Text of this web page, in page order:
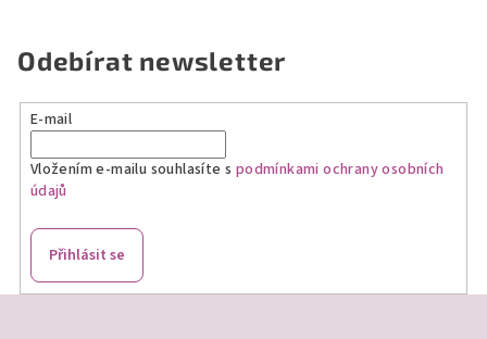
Odebírat newsletter
E-mail
Vložením e-mailu souhlasíte s podmínkami ochrany osobních
údajů
Přihlásit se